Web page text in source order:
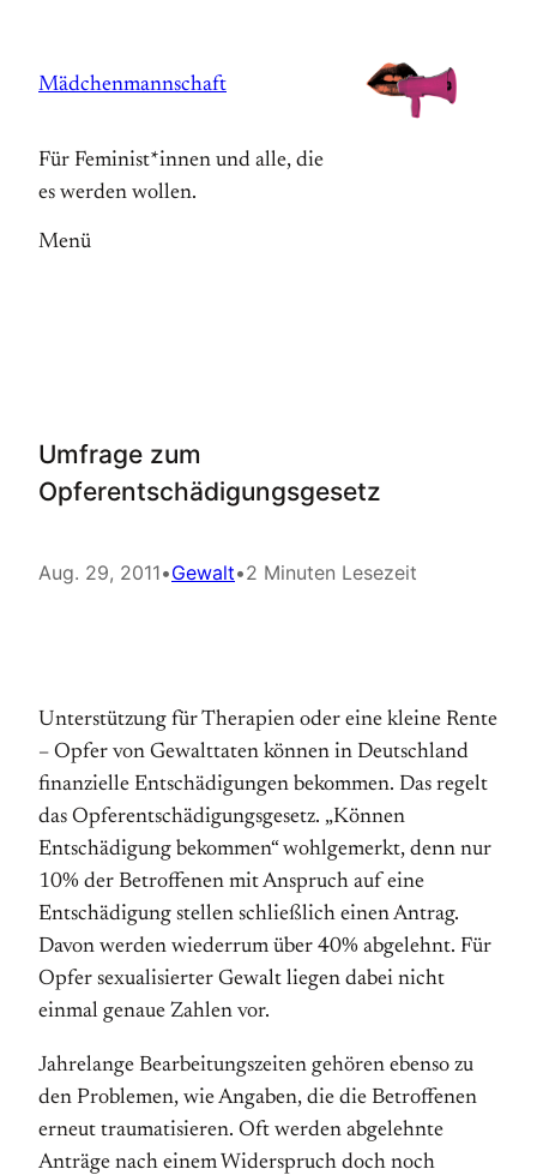
springen
Mädchenmannschaft
Für Feminist*innen und alle, die
es werden wollen.
Menü
Umfrage zum
Opferentschädigungsgesetz
Aug. 29, 2011•Gewalt•2 Minuten Lesezeit
Unterstützung für Therapien oder eine kleine Rente
– Opfer von Gewalttaten können in Deutschland
finanzielle Entschädigungen bekommen. Das regelt
das Opfer­entschädigungsgesetz. „Können
Entschädigung bekommen“ wohlgemerkt, denn nur
10% der Betroffenen mit Anspruch auf eine
Entschädigung stellen schließlich einen Antrag.
Davon werden wiederrum über 40% abgelehnt. Für
Opfer sexu­ali­sier­ter Gewalt liegen dabei nicht
einmal genaue Zahlen vor.
Jahrelange Bearbeitungszeiten gehören ebenso zu
den Problemen, wie Angaben, die die Betroffenen
erneut traumatisieren. Oft werden abgelehnte
Anträge nach einem Widerspruch doch noch